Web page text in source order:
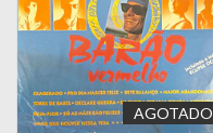
AGOTADO